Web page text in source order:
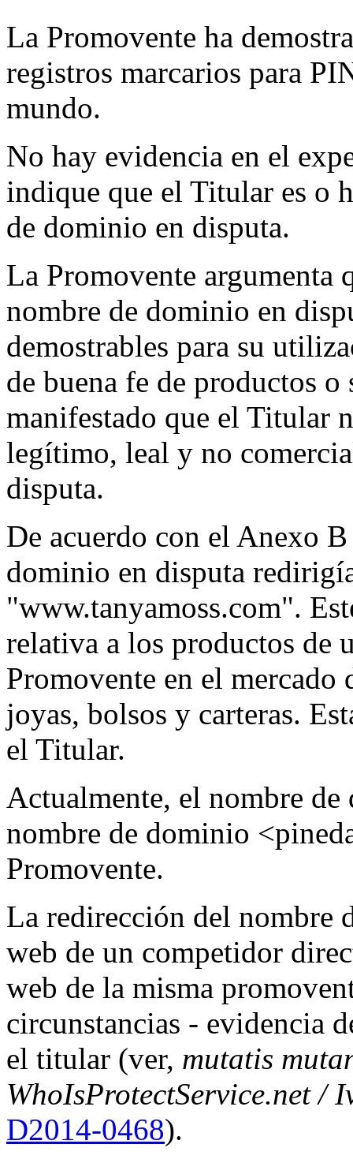
La Promovente ha
registros marcarios para
mundo.
No hay evidencia en el
indique que el Titular es o
de dominio en disputa.
La Promovente
nombre de dominio en
demostrables para su
de buena fe de productos
manifestado que el Titular
legítimo, leal y no
disputa.
De acuerdo con el Anexo
dominio en disputa
"www.tanyamoss.com".
relativa a los productos de
Promovente en el mercado
joyas, bolsos y carteras.
el Titular.
Actualmente, el nombre
nombre de dominio
Promovente.
La redirección del nombre
web de un competidor
web de la misma
circunstancias - evidencia
el titular (ver, mutatis
WhoIsProtectService.net /
D2014-0468).